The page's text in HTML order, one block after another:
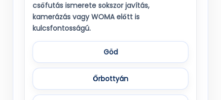
csőfutás ismerete sokszor javítás,
kamerázás vagy WOMA előtt is
kulcsfontosságú.
Göd
Őrbottyán